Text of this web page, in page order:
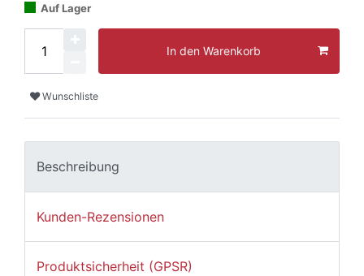
Auf Lager
In den Warenkorb
Wunschliste
Beschreibung
Kunden-Rezensionen
Produktsicherheit (GPSR)